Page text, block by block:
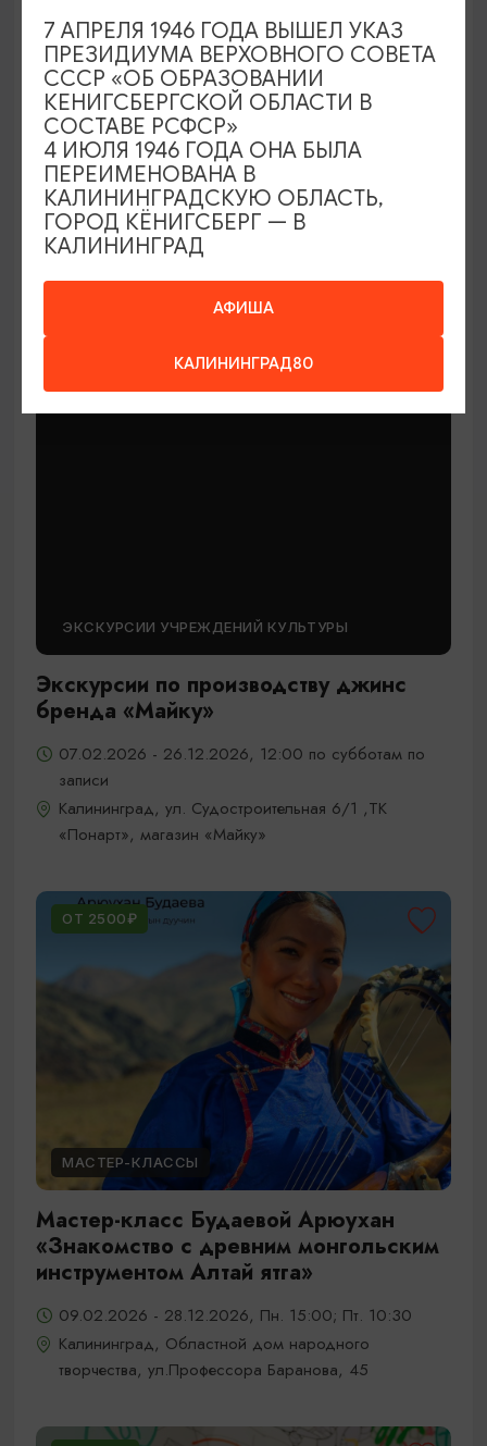
МАСТЕР-КЛАССЫ
Мастер-классы по керамике Елены
Бодяковой
Калининград, ул. Баранова, 45
ЭКСКУРСИИ УЧРЕЖДЕНИЙ КУЛЬТУРЫ
Экскурсии по производству джинс
бренда «Майку»
07.02.2026 - 26.12.2026, 12:00 по субботам по
записи
Калининград, ул. Судостроительная 6/1 ,ТК
«Понарт», магазин «Майку»
ОТ 2500₽
МАСТЕР-КЛАССЫ
Мастер-класс Будаевой Арюухан
«Знакомство с древним монгольским
инструментом Алтай ятга»
09.02.2026 - 28.12.2026, Пн. 15:00; Пт. 10:30
Калининград, Областной дом народного
творчества, ул.Профессора Баранова, 45
АФИША
КАЛИНИНГРАД80
7 АПРЕЛЯ 1946 ГОДА ВЫШЕЛ УКАЗ
ПРЕЗИДИУМА ВЕРХОВНОГО СОВЕТА
СССР «ОБ ОБРАЗОВАНИИ
КЕНИГСБЕРГСКОЙ ОБЛАСТИ В
СОСТАВЕ РСФСР»
4 ИЮЛЯ 1946 ГОДА ОНА БЫЛА
ПЕРЕИМЕНОВАНА В
КАЛИНИНГРАДСКУЮ ОБЛАСТЬ,
ГОРОД КЁНИГСБЕРГ — В
КАЛИНИНГРАД